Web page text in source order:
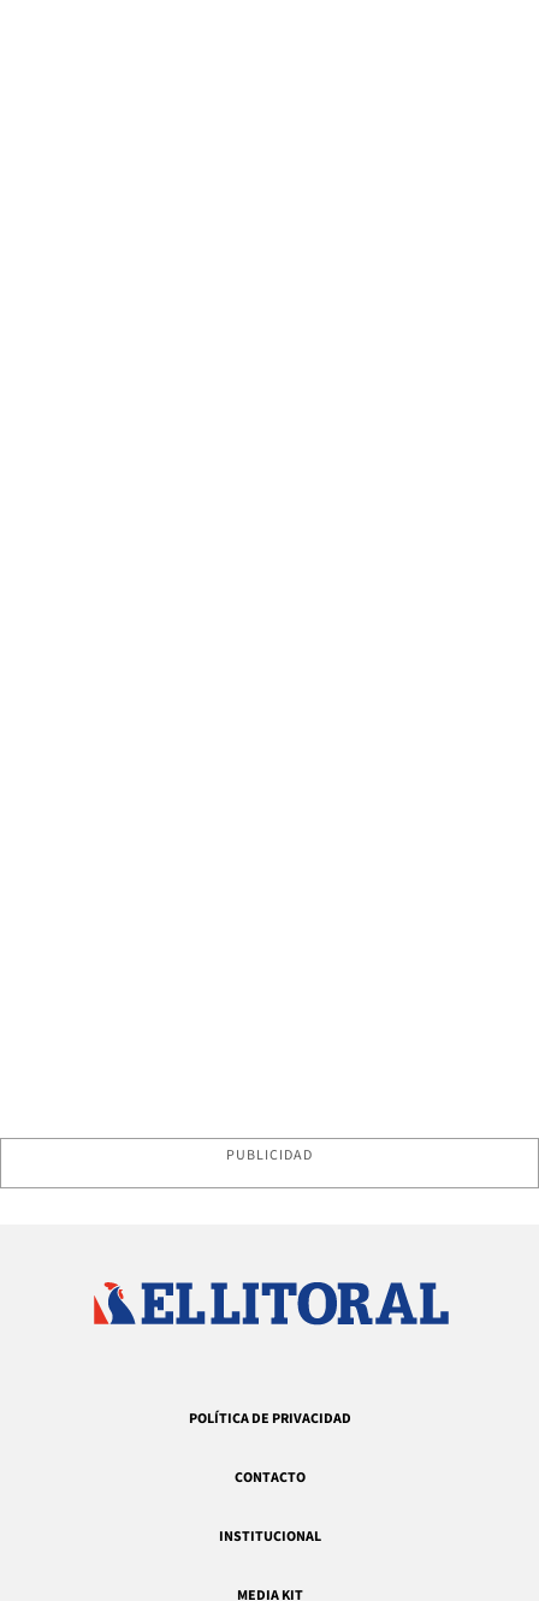
PUBLICIDAD
POLÍTICA DE PRIVACIDAD
CONTACTO
INSTITUCIONAL
MEDIA KIT